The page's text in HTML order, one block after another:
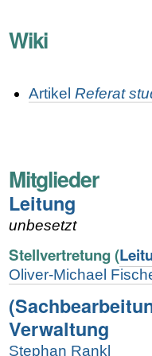
Wiki
ArtikelReferat
Mitglieder
Leitung
unbesetzt
Stellvertretung (
Oliver-Michael
Verwaltung
Stephan Rankl